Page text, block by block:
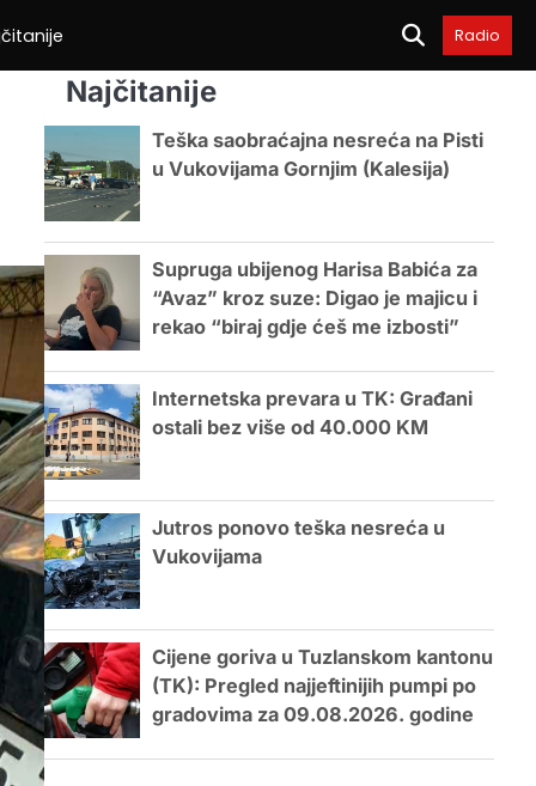
Radio
Najčitanije
Teška saobraćajna nesreća na Pisti
u Vukovijama Gornjim (Kalesija)
Supruga ubijenog Harisa Babića za
“Avaz” kroz suze: Digao je majicu i
rekao “biraj gdje ćeš me izbosti”
Internetska prevara u TK: Građani
ostali bez više od 40.000 KM
Jutros ponovo teška nesreća u
Vukovijama
Cijene goriva u Tuzlanskom kantonu
(TK): Pregled najjeftinijih pumpi po
gradovima za 09.08.2026. godine